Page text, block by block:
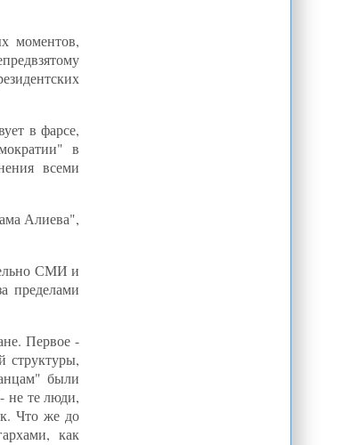
моментов,
в фарсе,
в
всеми
Алиева",
СМИ и
пределами
Первое -
структуры,
были
не те люди,
Что же до
как